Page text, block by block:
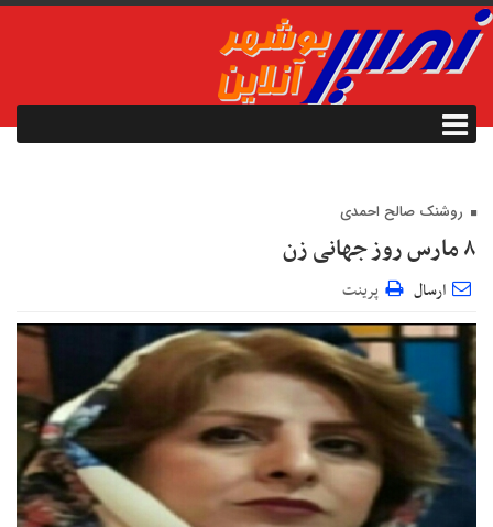
روشنک صالح احمدی
۸ مارس روز جهانی زن
ارسال پرینت